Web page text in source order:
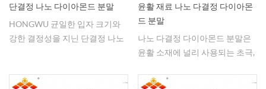
단결정 나노 다이아몬드 분말
HONGWU 균일한 입자 크기와
강한 결정성을 지닌 단결정 나노
특수 기능성 코팅, 복합재료 첨가
윤활 재료 나노 다결정 다이아몬
드 분말
나노 다결정 다이아몬드 분말은
윤활 소재에 널리 사용되는 초극,